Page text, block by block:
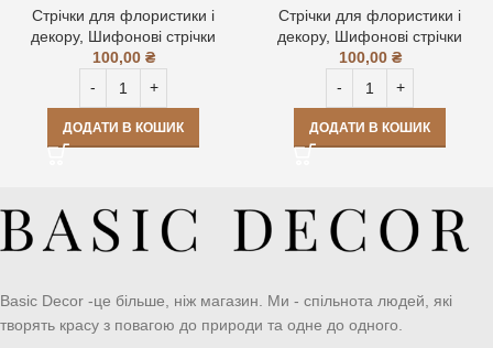
Стрічки для флористики і
декору, Шифонові стрічки
100,00 ₴
ДОДАТИ В КОШИК
Стрічки для флористики і
декору, Шифонові стрічки
100,00 ₴
ДОДАТИ В КОШИК
Basic Decor -це більше, ніж магазин. Ми - спільнота людей, які
творять красу з повагою до природи та одне до одного.